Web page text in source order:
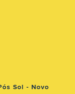
Sol - Novo